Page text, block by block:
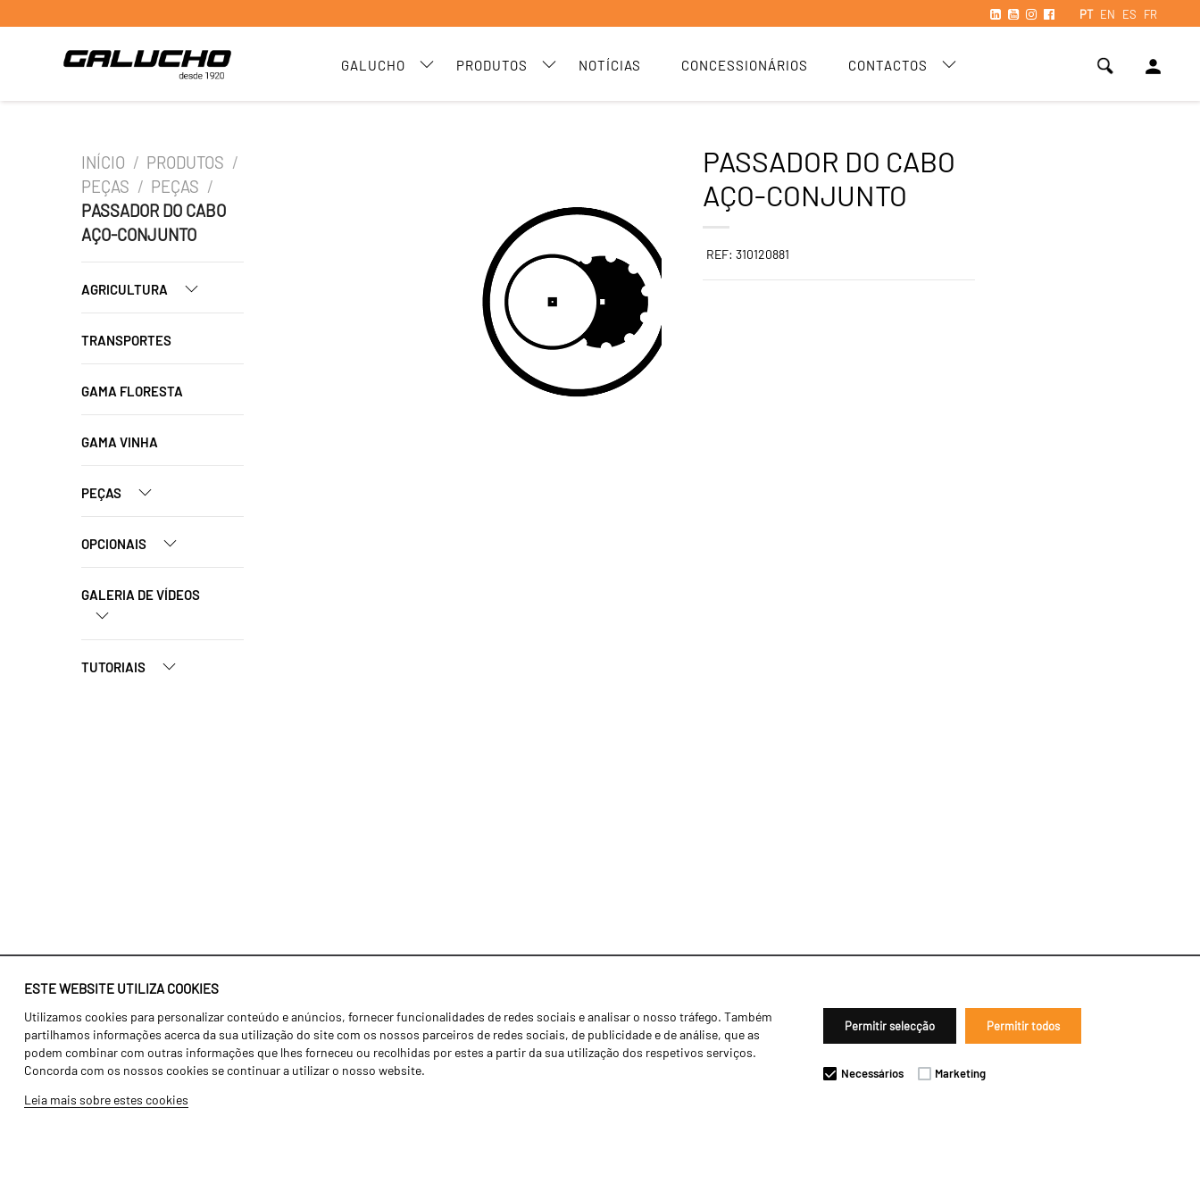
PT EN ES FR
GALUCHO PRODUTOS NOTÍCIAS CONCESSIONÁRIOS CONTACTOS person
ESTE WEBSITE UTILIZA COOKIES
Utilizamos cookies para personalizar conteúdo e anúncios, fornecer funcionalidades de redes sociais e analisar o nosso tráfego. Também
partilhamos informações acerca da sua utilização do site com os nossos parceiros de redes sociais, de publicidade e de análise, que as
podem combinar com outras informações que lhes forneceu ou recolhidas por estes a partir da sua utilização dos respetivos serviços.
Concorda com os nossos cookies se continuar a utilizar o nosso website.
Leia mais sobre estes cookies
Permitir selecção Permitir todos
Necessários Marketing
INÍCIO / PRODUTOS /
PEÇAS / PEÇAS /
PASSADOR DO CABO
AÇO-CONJUNTO
AGRICULTURA
TRANSPORTES
GAMA FLORESTA
GAMA VINHA
PEÇAS
OPCIONAIS
GALERIA DE VÍDEOS
TUTORIAIS
PASSADOR DO CABO
AÇO-CONJUNTO
REF: 310120881
Identidade
História
Fábrica / Produção
Recursos Humanos
Agricultura
Transportes
Gama Floresta
Notícias
Concessionários